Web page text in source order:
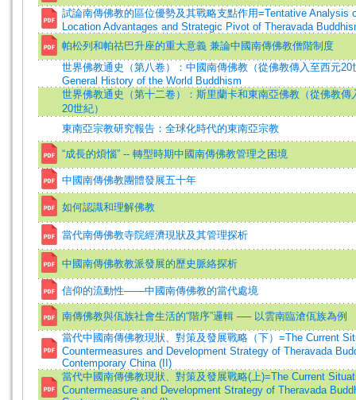
試論南傳佛教的區位優勢及其戰略支點作用=Tentative Analysis
Location Advantages and Strategic Pivot of Theravada
帕松列和帕祜巴升座的重大意義 兼論中國南傳佛教僧階制度
世界佛教通史（第八卷）：中國南傳佛教（從佛教傳入至西元20
General History of the World Buddhism
世界佛教通史（第十二卷）：斯里蘭卡和東南亞佛教（從佛教傳
20世紀）
東南亞宗教研究報告：全球化時代的東南亞宗教
“成長的煩惱” -- 轉型時期中國南傳佛教管理之困境
中國南傳佛教團體發展五十年
如何認識和理解佛教
當代南傳佛教寺院經濟現狀及其管理探析
中國南傳佛教教派發展的歷史脈絡探析
信仰的流動性——中國南傳佛教的當代處境
南傳佛教與佤族社會生活的“階序”邏輯 ── 以雲南臨滄佤族為例
當代中國南傳佛教現狀、對策及發展戰略（下）=The Current
Countermeasures and Development Strategy of Theravada
Contemporary China (II)
當代中國南傳佛教現狀、對策及發展戰略(上)=The Current
Countermeasure and Development Strategy of Theravada